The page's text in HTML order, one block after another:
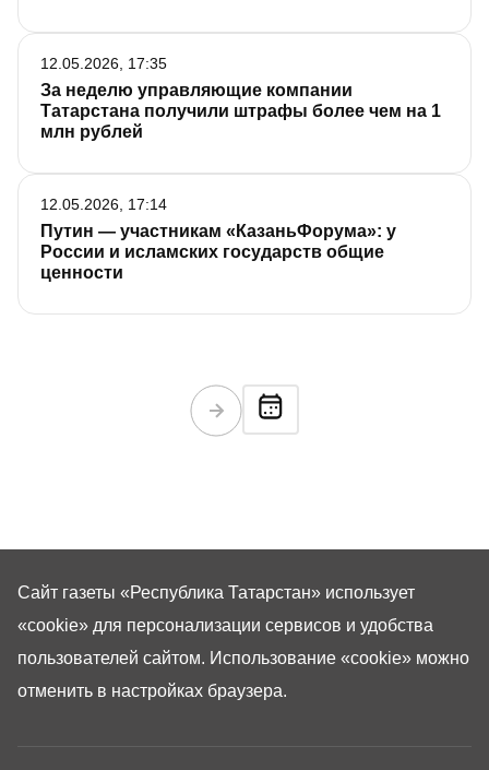
За неделю управляющие компании
Татарстана получили штрафы более чем на 1
млн рублей
12.05.2026, 17:35
Путин — участникам «КазаньФорума»: у
России и исламских государств общие
ценности
12.05.2026, 17:14
Сайт газеты «Республика Татарстан» использует
«cookie» для персонализации сервисов и удобства
пользователей сайтом. Использование «cookie» можно
отменить в настройках браузера.